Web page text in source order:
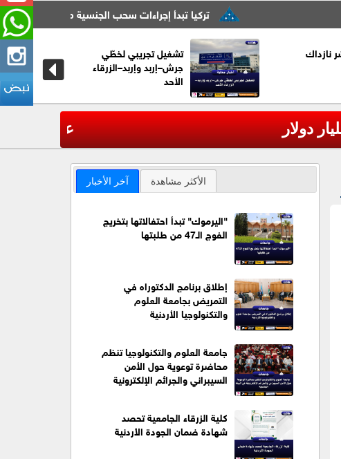
تركيا تبدأ إجراءات سحب الجنسية من مستثمرين أجانب
نازداك
تشغيل تجريبي لخطّي
جرش–إربد وإربد–الزرقاء
الأحد
آخر الأخبار الأكثر مشاهدة
"اليرموك" تبدأ احتفالاتها بتخريج
الفوج الـ47 من طلبتها
إطلاق برنامج الدكتوراه في
التمريض بجامعة العلوم
والتكنولوجيا الأردنية
جامعة العلوم والتكنولوجيا تنظم
محاضرة توعوية حول الأمن
السيبراني والجرائم الإلكترونية
كلية الزرقاء الجامعية تحصد
شهادة ضمان الجودة الأردنية